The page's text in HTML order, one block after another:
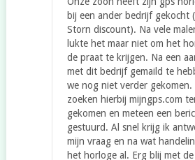
bij een ander bedrijf gekocht
Storn discount). Na vele
lukte het maar niet om het
de praat te krijgen. Na een
met dit bedrijf gemaild te
we nog niet verder gekomen.
zoeken hierbij mijngps.com
gekomen en meteen een
gestuurd. Al snel krijg ik
mijn vraag en na wat
het horloge al. Erg blij met